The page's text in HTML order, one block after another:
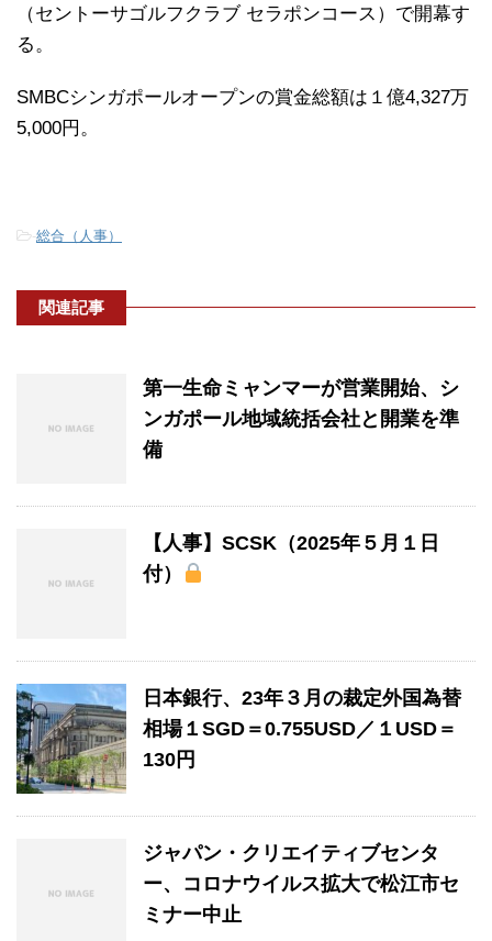
（セントーサゴルフクラブ セラポンコース）で開幕す
る。
SMBCシンガポールオープンの賞金総額は１億4,327万
5,000円。
-総合（人事）
関連記事
第一生命ミャンマーが営業開始、シ
ンガポール地域統括会社と開業を準
備
【人事】SCSK（2025年５月１日
付）
日本銀行、23年３月の裁定外国為替
相場１SGD＝0.755USD／１USD＝
130円
ジャパン・クリエイティブセンタ
ー、コロナウイルス拡大で松江市セ
ミナー中止